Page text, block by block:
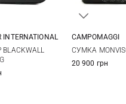
INTERNATIONAL
CAMPOMAGGI
СУМКА
20 900 грн